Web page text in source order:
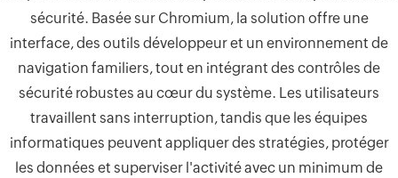
sécurité. Basée sur Chromium, la solution offre une
interface, des outils développeur et un environnement de
navigation familiers, tout en intégrant des contrôles de
sécurité robustes au cœur du système. Les utilisateurs
travaillent sans interruption, tandis que les équipes
informatiques peuvent appliquer des stratégies, protéger
les données et superviser l'activité avec un minimum de